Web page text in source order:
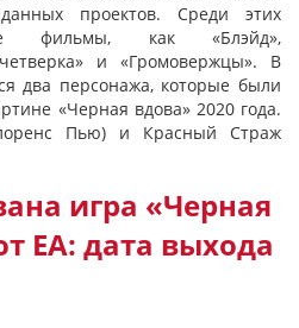
проектов. Среди этих
фильмы, как «Блэйд»,
и «Громовержцы». В
два персонажа, которые были
«Черная вдова» 2020 года.
Пью) и Красный Страж
игра «Черная
EA: дата выхода